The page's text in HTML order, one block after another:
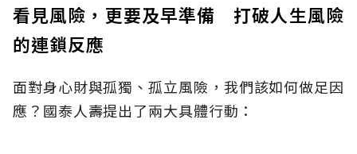
看見風險，更要及早準備 打破人生風險
的連鎖反應
面對身心財與孤獨、孤立風險，我們該如何做足因
應？國泰人壽提出了兩大具體行動：